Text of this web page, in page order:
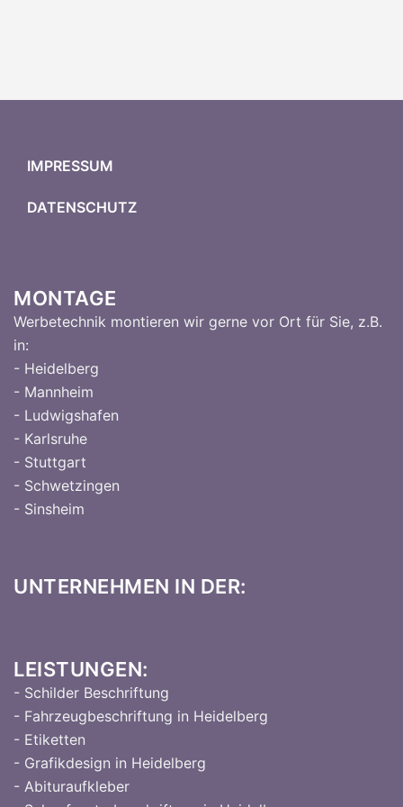
IMPRESSUM
DATENSCHUTZ
MONTAGE
Werbetechnik montieren wir gerne vor Ort für Sie, z.B.
in:
- Heidelberg
- Mannheim
- Ludwigshafen
- Karlsruhe
- Stuttgart
- Schwetzingen
- Sinsheim
UNTERNEHMEN IN DER:
LEISTUNGEN:
- Schilder Beschriftung
- Fahrzeugbeschriftung in Heidelberg
- Etiketten
- Grafikdesign in Heidelberg
- Abituraufkleber